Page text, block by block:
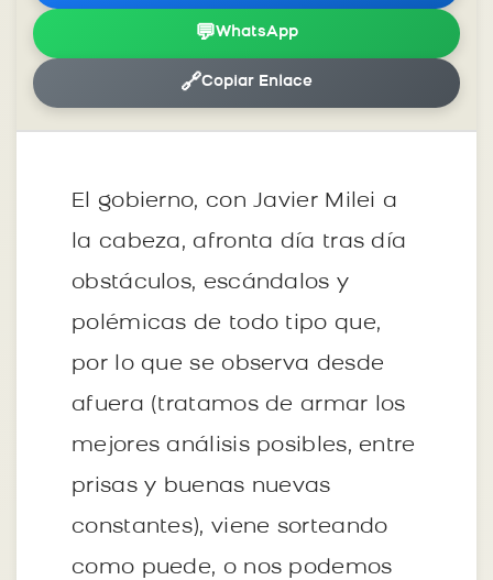
💬WhatsApp
🔗Copiar Enlace
El gobierno, con Javier Milei a
la cabeza, afronta día tras día
obstáculos, escándalos y
polémicas de todo tipo que,
por lo que se observa desde
afuera (tratamos de armar los
mejores análisis posibles, entre
prisas y buenas nuevas
constantes), viene sorteando
como puede, o nos podemos